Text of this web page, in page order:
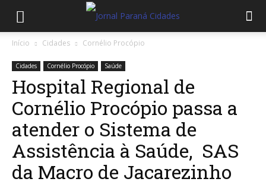
Início Cidades Cornélio Procópio
Cidades Cornélio Procópio Saúde
Hospital Regional de
Cornélio Procópio passa a
atender o Sistema de
Assistência à Saúde, SAS
da Macro de Jacarezinho